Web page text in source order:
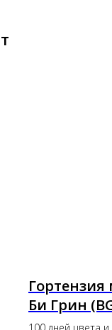
Гортензия
Би Грин
Green) С2
100 дней цвета